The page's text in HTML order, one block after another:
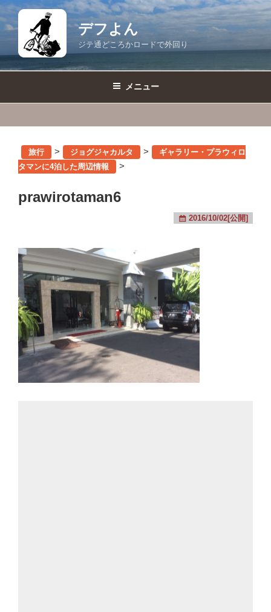
コ
ン
デフよん
ジテ通どころかロードで外回り
メニュー
旅行 > ジョグジャカルタ >
ギャラリー・プラウィロ
タマンに4泊した周辺情報
>
prawirotaman6
2016/10/02[公開]